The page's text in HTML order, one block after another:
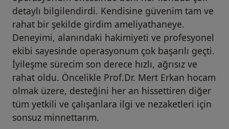
detaylı bilgilendirdi. Kendisine güvenim tam ve
rahat bir şekilde girdim ameliyathaneye.
Deneyimi, alanındaki hakimiyeti ve profesyonel
ekibi sayesinde operasyonum çok başarılı geçti.
İyileşme sürecim son derece hızlı, ağrısız ve
rahat oldu. Öncelikle Prof.Dr. Mert Erkan hocam
olmak üzere, desteğini her an hissettiren diğer
tüm yetkili ve çalışanlara ilgi ve nezaketleri için
sonsuz minnettarım.